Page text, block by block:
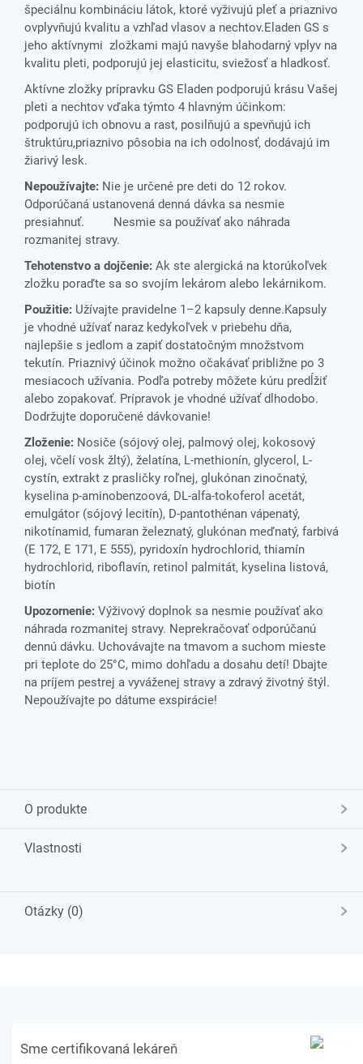
špeciálnu kombináciu látok, ktoré vyživujú pleť a priaznivo
ovplyvňujú kvalitu a vzhľad vlasov a nechtov.Eladen GS s
jeho aktívnymi zložkami majú navyše blahodarný vplyv na
kvalitu pleti, podporujú jej elasticitu, sviežosť a hladkosť.
Aktívne zložky prípravku GS Eladen podporujú krásu Vašej
pleti a nechtov vďaka týmto 4 hlavným účinkom:
podporujú ich obnovu a rast, posilňujú a spevňujú ich
štruktúru,priaznivo pôsobia na ich odolnosť, dodávajú im
žiarivý lesk.
Nepoužívajte: Nie je určené pre deti do 12 rokov.
Odporúčaná ustanovená denná dávka sa nesmie
presiahnuť. Nesmie sa používať ako náhrada
rozmanitej stravy.
Tehotenstvo a dojčenie: Ak ste alergická na ktorúkoľvek
zložku poraďte sa so svojím lekárom alebo lekárnikom.
Použitie: Užívajte pravidelne 1–2 kapsuly denne.Kapsuly
je vhodné užívať naraz kedykoľvek v priebehu dňa,
najlepšie s jedlom a zapiť dostatočným množstvom
tekutín. Priaznivý účinok možno očakávať približne po 3
mesiacoch užívania. Podľa potreby môžete kúru predĺžiť
alebo zopakovať. Prípravok je vhodné užívať dlhodobo.
Dodržujte doporučené dávkovanie!
Zloženie: Nosiče (sójový olej, palmový olej, kokosový
olej, včelí vosk žltý), želatína, L-methionín, glycerol, L-
cystín, extrakt z prasličky roľnej, glukónan zinočnatý,
kyselina p-aminobenzoová, DL-alfa-tokoferol acetát,
emulgátor (sójový lecitín), D-pantothénan vápenatý,
nikotínamid, fumaran železnatý, glukónan meďnatý, farbivá
(E 172, E 171, E 555), pyridoxín hydrochlorid, thiamín
hydrochlorid, riboflavín, retinol palmitát, kyselina listová,
biotín
Upozornenie: Výživový doplnok sa nesmie používať ako
náhrada rozmanitej stravy. Neprekračovať odporúčanú
dennú dávku. Uchovávajte na tmavom a suchom mieste
pri teplote do 25°C, mimo dohľadu a dosahu detí! Dbajte
na príjem pestrej a vyváženej stravy a zdravý životný štýl.
Nepoužívajte po dátume exspirácie!
O produkte
Vlastnosti
Otázky (0)
Sme certifikovaná lekáreň